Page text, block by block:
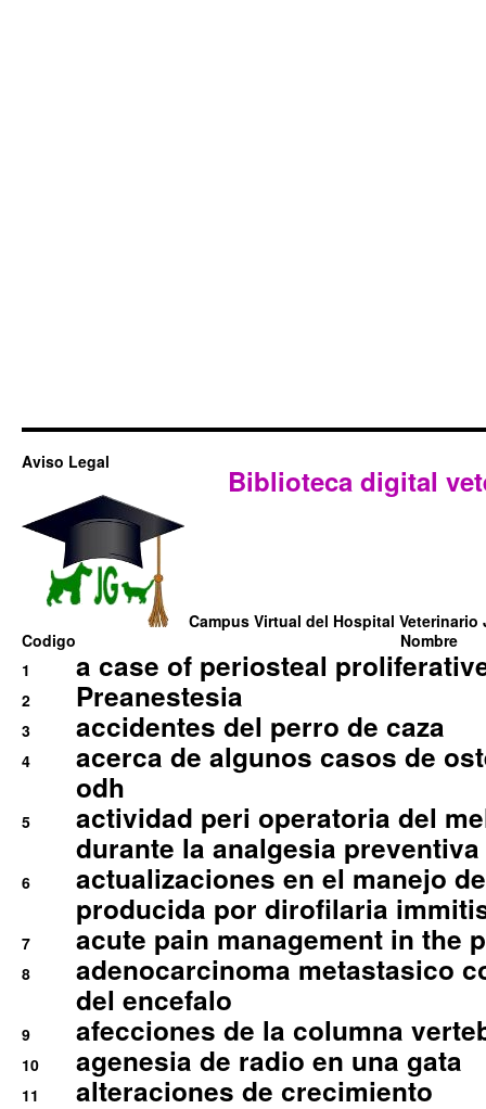
Aviso Legal
Biblioteca digital
Campus Virtual del Hospital Veterinario
Codigo
Nombre
1
a case of periosteal
2 Preanestesia
3 accidentes del perro de caza
4
acerca de algunos casos de
odh
5
actividad peri operatoria del
durante la analgesia
6
actualizaciones en el manejo
producida por dirofilaria
7 acute pain management in the
8
adenocarcinoma metastasico
del encefalo
9 afecciones de la columna
10 agenesia de radio en una gata
11
alteraciones de crecimiento